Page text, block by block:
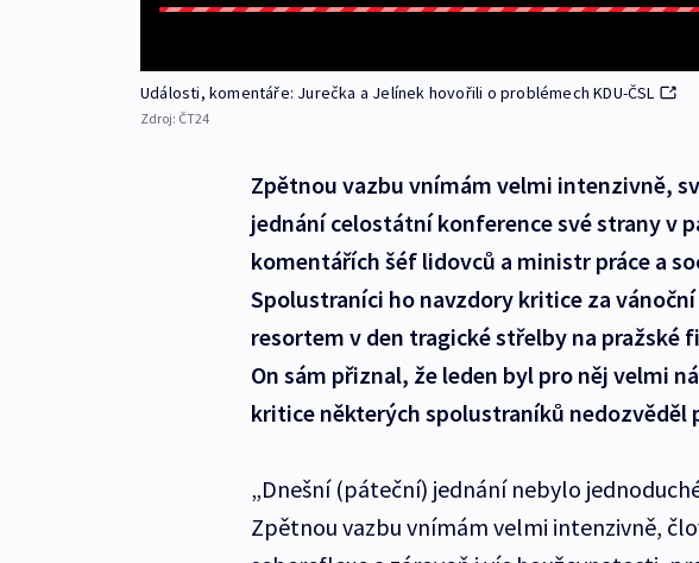
Události, komentáře: Jurečka a Jelínek hovořili o problémech KDU-ČSL
Zdroj: ČT24
Zpětnou vazbu vnímám velmi intenzivně,
jednání celostátní konference své strany v
komentářích šéf lidovců a ministr práce a
Spolustraníci ho navzdory kritice za
resortem v den tragické střelby na
On sám přiznal, že leden byl pro něj velmi
kritice některých spolustraníků nedozvěděl
„Dnešní (páteční) jednání nebylo
Zpětnou vazbu vnímám velmi intenzivně,